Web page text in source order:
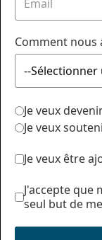
Comment nous
Je veux
Je veux
Je veux être
J'accepte que
seul but de